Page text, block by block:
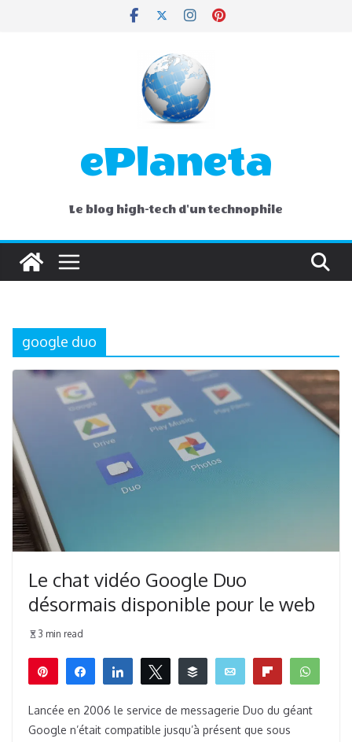
ePlaneta
Le blog high-tech d'un technophile
google duo
Le chat vidéo Google Duo
désormais disponible pour le web
3 min read
Épingle Partagez Partagez Tweetez Buffer Email Flip
PARTAGES
Lancée en 2006 le service de messagerie Duo du géant
Google n’était compatible jusqu’à présent que sous